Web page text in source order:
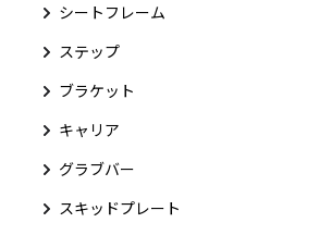
シートフレーム
ステップ
ブラケット
キャリア
グラブバー
スキッドプレート